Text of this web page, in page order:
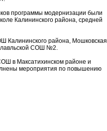
программы модернизации были
Калининского района, средней
Калининского района, Мошковская
СОШ №2.
в Максатихинском районе и
мероприятия по повышению